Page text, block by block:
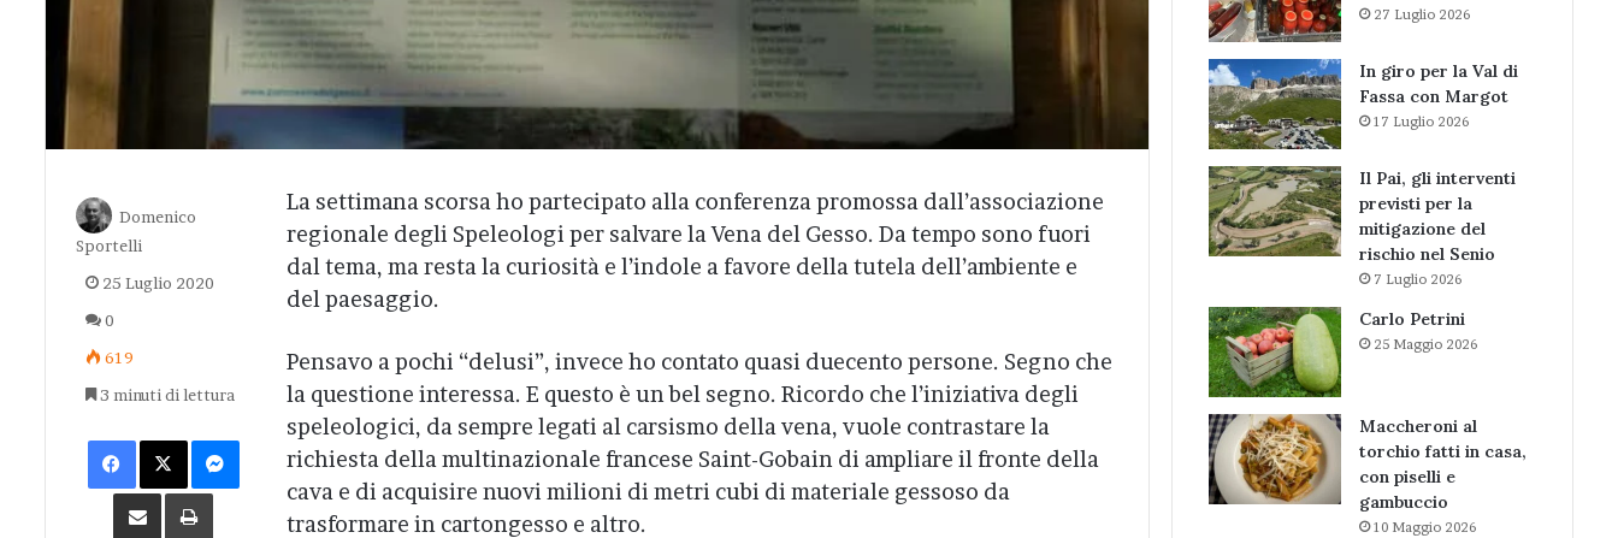
La settimana scorsa ho partecipato alla conferenza promossa dall’associazione
regionale degli Speleologi per salvare la Vena del Gesso. Da tempo sono fuori
dal tema, ma resta la curiosità e l’indole a favore della tutela dell’ambiente e
del paesaggio.
Pensavo a pochi “delusi”, invece ho contato quasi duecento persone. Segno che
la questione interessa. E questo è un bel segno. Ricordo che l’iniziativa degli
speleologici, da sempre legati al carsismo della vena, vuole contrastare la
richiesta della multinazionale francese Saint-Gobain di ampliare il fronte della
cava e di acquisire nuovi milioni di metri cubi di materiale gessoso da
trasformare in cartongesso e altro.
Domenico
Sportelli
25 Luglio 2020
0
619
3 minuti di lettura
Facebook
X Messenger
Condividi via Email Stampa
27 Luglio 2026
In giro per la Val di
Fassa con Margot
17 Luglio 2026
Il Pai, gli interventi
previsti per la
mitigazione del
rischio nel Senio
7 Luglio 2026
Carlo Petrini
25 Maggio 2026
Maccheroni al
torchio fatti in casa,
con piselli e
gambuccio
10 Maggio 2026